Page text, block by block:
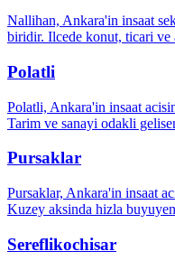
Nallihan, Ankara'in insaat
biridir. Ilcede konut, ticari ve
Polatli
Polatli, Ankara'in insaat
Tarim ve sanayi odakli
Pursaklar
Pursaklar, Ankara'in insaat
Kuzey aksinda hizla buyuyen
Sereflikochisar